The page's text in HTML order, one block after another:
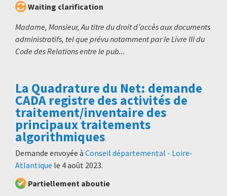
Waiting clarification
Madame, Monsieur, Au titre du droit d’accès aux documents
administratifs, tel que prévu notamment par le Livre III du
Code des Relations entre le pub...
La Quadrature du Net: demande
CADA registre des activités de
traitement/inventaire des
principaux traitements
algorithmiques
Demande envoyée à Conseil départemental - Loire-
Atlantique le 4 août 2023.
Partiellement aboutie